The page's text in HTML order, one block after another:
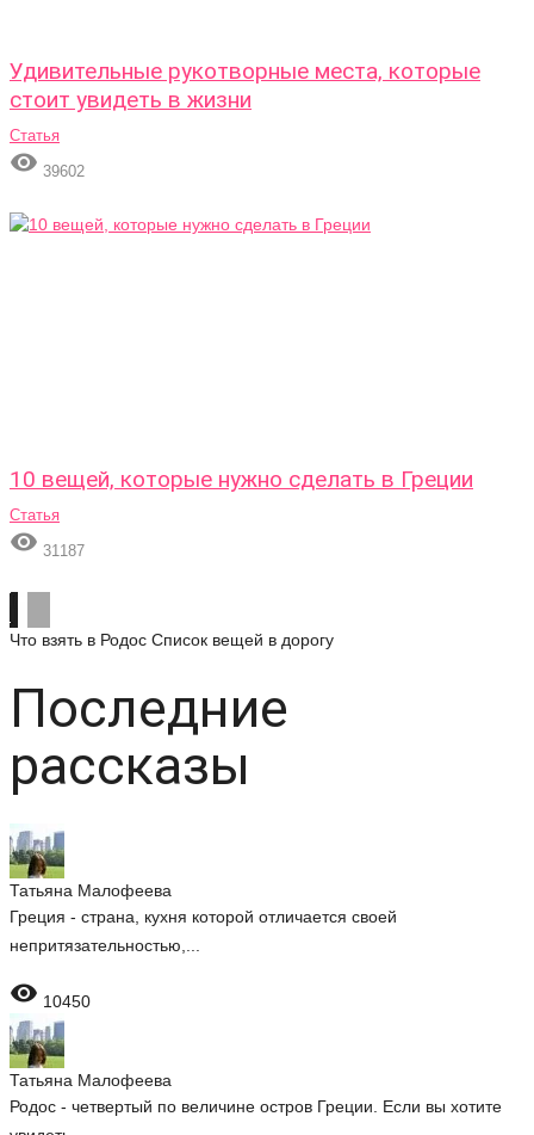
Удивительные рукотворные места, которые
стоит увидеть в жизни
Статья
 39602
10 вещей, которые нужно сделать в Греции
Статья
 31187
Что взять в Родос Список вещей в дорогу
Последние
рассказы
Татьяна Малофеева
Греция - страна, кухня которой отличается своей
непритязательностью,...
 10450
Татьяна Малофеева
Родос - четвертый по величине остров Греции. Если вы хотите